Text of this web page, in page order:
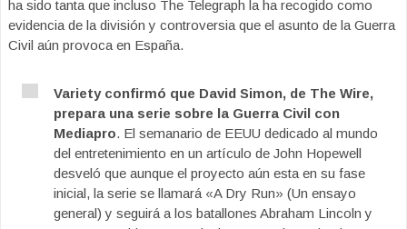
ha sido tanta que incluso The Telegraph la ha recogido como
evidencia de la división y controversia que el asunto de la Guerra
Civil aún provoca en España.
Variety confirmó que David Simon, de The Wire,
prepara una serie sobre la Guerra Civil con
Mediapro. El semanario de EEUU dedicado al mundo
del entretenimiento en un artículo de John Hopewell
desveló que aunque el proyecto aún esta en su fase
inicial, la serie se llamará «A Dry Run» (Un ensayo
general) y seguirá a los batallones Abraham Lincoln y